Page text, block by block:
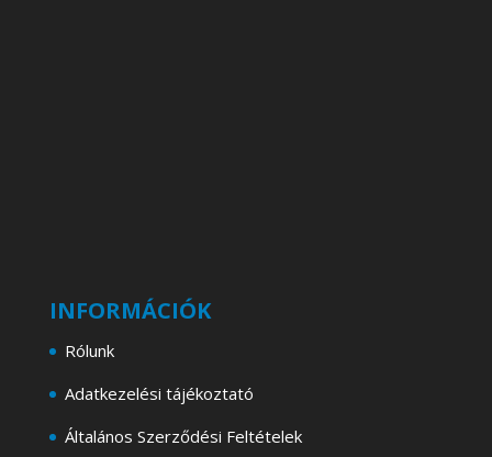
INFORMÁCIÓK
Rólunk
Adatkezelési tájékoztató
Általános Szerződési Feltételek